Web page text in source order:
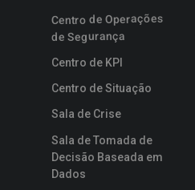
Centro de Operações
de Segurança
Centro de KPI
Centro de Situação
Sala de Crise
Sala de Tomada de
Decisão Baseada em
Dados